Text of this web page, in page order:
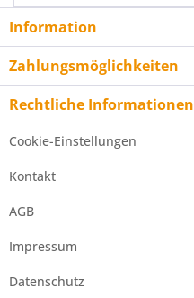
Information
Zahlungsmöglichkeiten
Rechtliche Informationen
Cookie-Einstellungen
Kontakt
AGB
Impressum
Datenschutz